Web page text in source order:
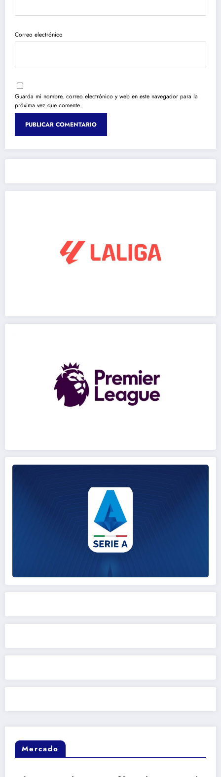
Correo electrónico
Guarda mi nombre, correo electrónico y web en este navegador para la
próxima vez que comente.
Mercado